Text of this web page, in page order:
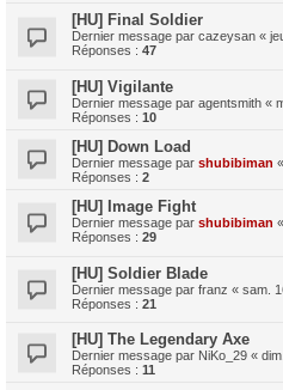
[HU] Final Soldier
Dernier message par cazeysan «
Réponses : 47
[HU] Vigilante
Dernier message par agentsmith «
Réponses : 10
[HU] Down Load
Dernier message par shubibiman «
Réponses : 2
[HU] Image Fight
Dernier message par shubibiman «
Réponses : 29
[HU] Soldier Blade
Dernier message par franz « sam.
Réponses : 21
[HU] The Legendary Axe
Dernier message par NiKo_29 «
Réponses : 11